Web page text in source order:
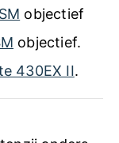
objectief
objectief.
430EX II.